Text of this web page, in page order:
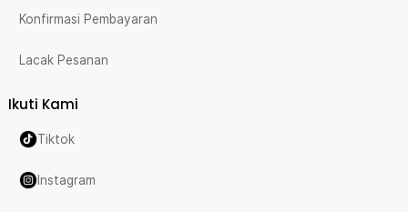
Konfirmasi Pembayaran
Lacak Pesanan
Ikuti Kami
Tiktok
Instagram